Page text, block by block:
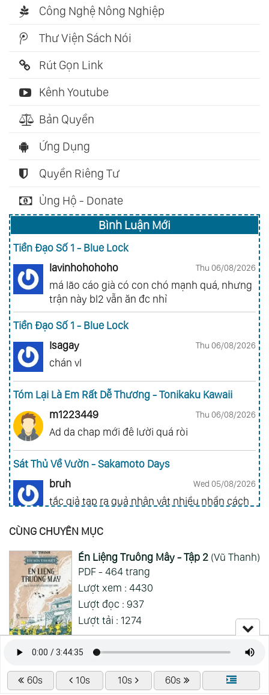
60s 10s 10s 60s
Công Nghệ Nông Nghiệp
Thư Viện Sách Nói
Rút Gọn Link
Kênh Youtube
Bản Quyền
Ứng Dụng
Quyền Riêng Tư
Ủng Hộ - Donate
Bình Luận Mới
Tiền Đạo Số 1 - Blue Lock
lavinhohohoho
Thu 06/08/2026
má lão cáo già có con chó mạnh quá, nhưng
trận này bl2 vẫn ăn đc nhỉ
Tiền Đạo Số 1 - Blue Lock
Isagay
Thu 06/08/2026
chán vl
Tóm Lại Là Em Rất Dễ Thương - Tonikaku Kawaii
m1223449
Thu 06/08/2026
Ad da chap mới đê lười quá ròi
Sát Thủ Về Vườn - Sakamoto Days
bruh
Wed 05/08/2026
tắc giả tạp ra quả nhân vật nhiều nhần cách
Gia Đình Điệp Viên - Spy X Family
ai hỏi 123
Wed 05/08/2026
Mong 1 ngày shop ra 2 chap
Xem Thêm
CÙNG CHUYÊN MỤC
Én Liệng Truông Mây - Tập 2(Vũ Thanh)
PDF - 464 trang
Lượt xem : 4430
Lượt đọc : 937
Lượt tải : 1274
Én Liệng Truông Mây - Tập 1(Vũ Thanh)
PDF - 425 trang
Lượt xem : 4664